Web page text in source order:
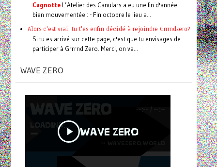
CagnotteL’Atelier des Canulars a eu une fin d'année
bien mouvementée : - Fin octobre le lieu a...
Alors c'est vrai, tu t'es enfin décidé à rejoindre Grrrndzero?
Si tu es arrivé sur cette page, c'est que tu envisages de
participer à Grrrnd Zero. Merci, on va...
WAVE ZERO